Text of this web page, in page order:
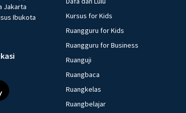
Jakarta
Ibukota
Kursus for Kids
Ruangguru for Kids
Ruangguru for Business
Ruanguji
Ruangbaca
Ruangkelas
Ruangbelajar